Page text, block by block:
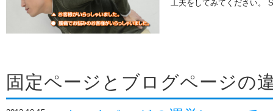
工夫をしてみてください。
固定ページとブログページの